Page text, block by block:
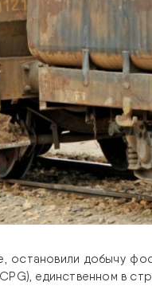
добычу
единственном в